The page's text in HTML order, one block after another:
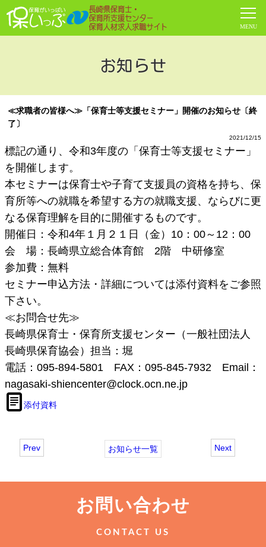
お知らせ
≪求職者の皆様へ≫「保育士等支援セミナー」開催のお知らせ〔終
了〕
2021/12/15
標記の通り、令和3年度の 「保育士等支援セミナー」
を開催します。
本セミナーは保育士や子育て支援員の資格を持ち、保
育所等への就職を希望する方の就職支援、ならびに更
なる保育理解を目的に開催するものです。
開催日：令和4年１月２１日（金）10：00～12：00
会 場：長崎県立総合体育館 2階 中研修室
参加費：無料
セミナー申込方法・詳細については添付資料をご参照
下さい。
≪お問合せ先≫
長崎県保育士・保育所支援センター（一般社団法人
長崎県保育協会）担当：堀
電話：095-894-5801 FAX：095-845-7932 Email：
nagasaki-shiencenter@clock.ocn.ne.jp
添付資料
Prev Next
お知らせ一覧
お問い合わせ
CONTACT US